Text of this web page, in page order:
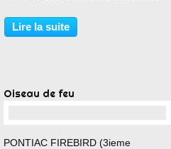
Lire la suite
Oiseau de feu
PONTIAC FIREBIRD (3ieme